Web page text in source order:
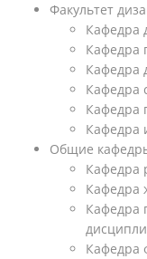
Факультет
Кафедра
Кафедра
Кафедра
Кафедра
Кафедра
Кафедра
Общие
Кафедра
Кафедра
Кафедра
Кафедра